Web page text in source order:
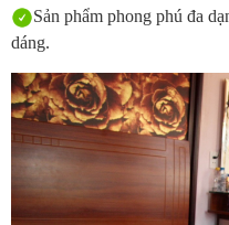
Sản phẩm phong phú đa
dáng.